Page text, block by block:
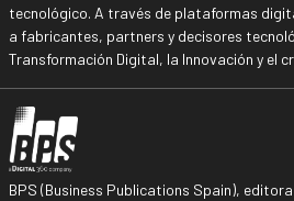
tecnológico. A través de plataformas
a fabricantes, partners y decisores
Transformación Digital, la Innovación y el
BPS (Business Publications Spain),